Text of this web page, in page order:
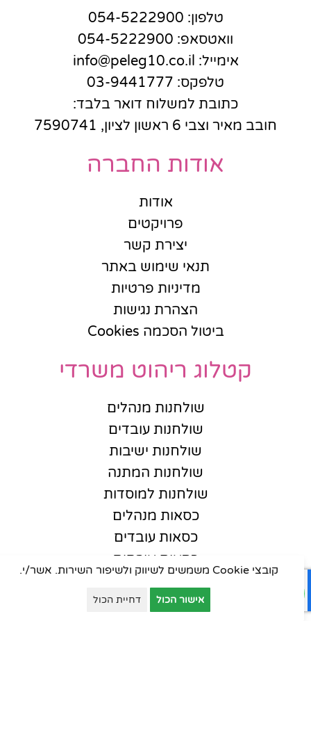
טלפון: 054-5222900
וואטסאפ: 054-5222900
אימייל: info@peleg10.co.il
טלפקס: 03-9441777
כתובת למשלוח דואר בלבד:
חובב מאיר וצבי 6 ראשון לציון, 7590741
אודות החברה
אודות
פרויקטים
יצירת קשר
תנאי שימוש באתר
מדיניות פרטיות
הצהרת נגישות
ביטול הסכמה Cookies
קטלוג ריהוט משרדי
שולחנות מנהלים
שולחנות עובדים
שולחנות ישיבות
שולחנות המתנה
שולחנות למוסדות
כסאות מנהלים
כסאות עובדים
כסאות אורחים
כסאות סטודנט
כסאות קפיטריה
קובצי Cookie משמשים לשיווק ולשיפור השירות. אשר/י.
אישור הכול דחיית הכול